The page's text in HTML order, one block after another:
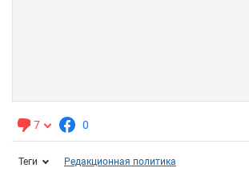
7 0
Теги Редакционная политика